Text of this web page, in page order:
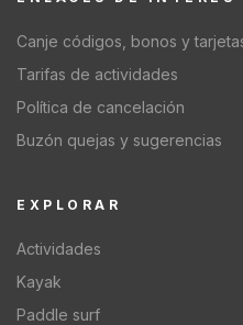
EXPLORAR
Actividades
Kayak
Paddle surf
Canje códigos, bonos y
Tarifas de actividades
Política de cancelación
Buzón quejas y sugerencias